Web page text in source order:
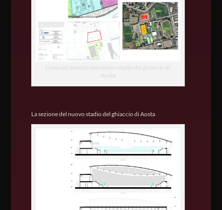
L’inquadramento del nuovo stadio del ghiaccio di
Aosta
La sezione del nuovo stadio del ghiaccio di Aosta